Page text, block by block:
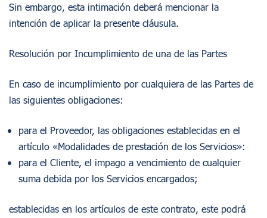
Sin embargo, esta intimación deberá mencionar la
intención de aplicar la presente cláusula.
Resolución por Incumplimiento de una de las Partes
En caso de incumplimiento por cualquiera de las Partes de
las siguientes obligaciones:
para el Proveedor, las obligaciones establecidas en el
artículo «Modalidades de prestación de los Servicios»:
para el Cliente, el impago a vencimiento de cualquier
suma debida por los Servicios encargados;
establecidas en los artículos de este contrato, este podrá